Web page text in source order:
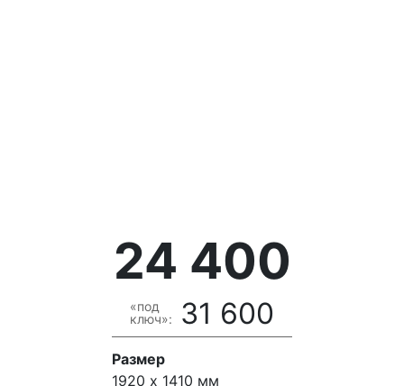
24 400
«под
ключ»:
31 600
Размер
1920 х 1410 мм